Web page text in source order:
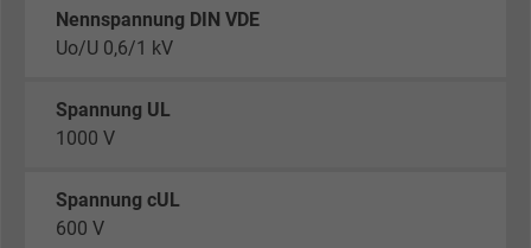
Nennspannung DIN VDE
Uo/U 0,6/1 kV
Spannung UL
1000 V
Spannung cUL
600 V